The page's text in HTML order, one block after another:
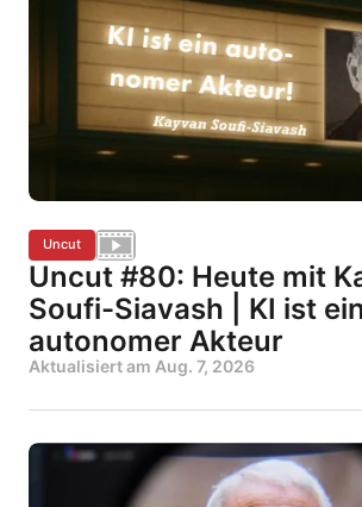
Uncut
Uncut #80: Heute mit
Soufi-Siavash | KI ist ein
autonomer Akteur
Aktualisiert am Aug. 7, 2026